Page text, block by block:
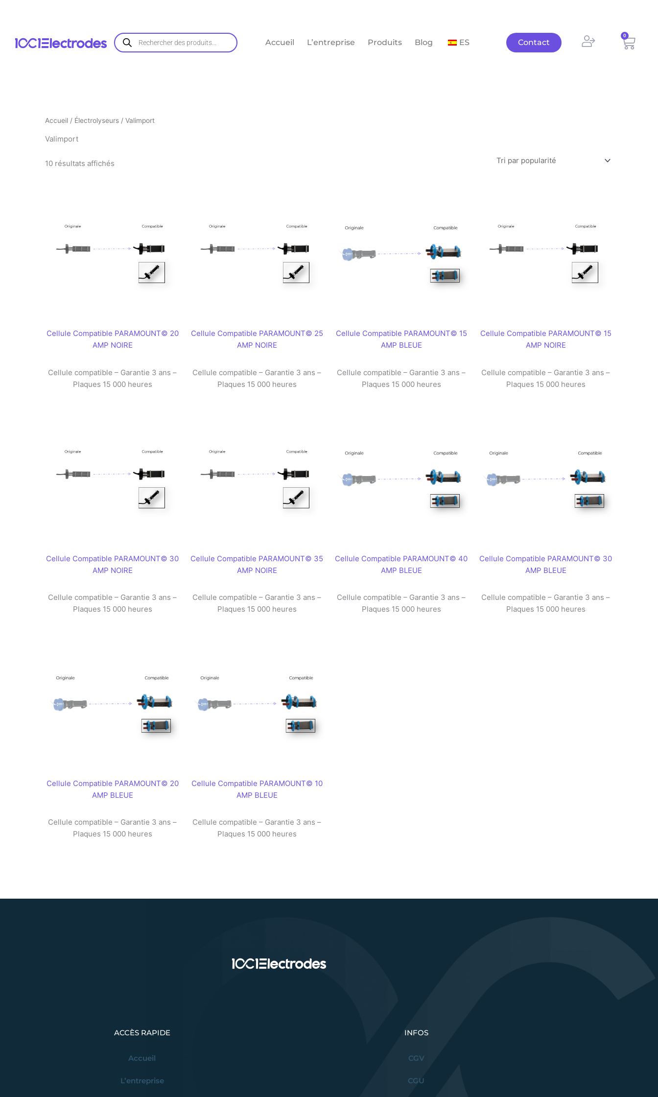
Recherche
de
produits
Accueil L’entreprise Produits Blog ES Contact
0
Accueil / Électrolyseurs / Valimport
Valimport
10 résultats affichés
Cellule Compatible PARAMOUNT© 20
AMP NOIRE
Cellule compatible – Garantie 3 ans –
Plaques 15 000 heures
Cellule Compatible PARAMOUNT© 25
AMP NOIRE
Cellule compatible – Garantie 3 ans –
Plaques 15 000 heures
Cellule Compatible PARAMOUNT© 15
AMP BLEUE
Cellule compatible – Garantie 3 ans –
Plaques 15 000 heures
Cellule Compatible PARAMOUNT© 15
AMP NOIRE
Cellule compatible – Garantie 3 ans –
Plaques 15 000 heures
Cellule Compatible PARAMOUNT© 30
AMP NOIRE
Cellule compatible – Garantie 3 ans –
Plaques 15 000 heures
Cellule Compatible PARAMOUNT© 35
AMP NOIRE
Cellule compatible – Garantie 3 ans –
Plaques 15 000 heures
Cellule Compatible PARAMOUNT© 40
AMP BLEUE
Cellule compatible – Garantie 3 ans –
Plaques 15 000 heures
Cellule Compatible PARAMOUNT© 30
AMP BLEUE
Cellule compatible – Garantie 3 ans –
Plaques 15 000 heures
Cellule Compatible PARAMOUNT© 20
AMP BLEUE
Cellule compatible – Garantie 3 ans –
Plaques 15 000 heures
Cellule Compatible PARAMOUNT© 10
AMP BLEUE
Cellule compatible – Garantie 3 ans –
Plaques 15 000 heures
ACCÈS RAPIDE
Accueil
L’entreprise
INFOS
CGV
CGU